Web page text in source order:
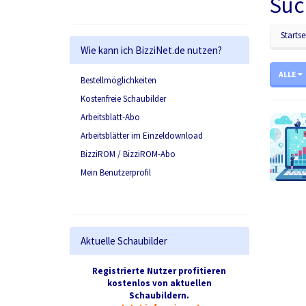
Wie kann ich BizziNet.de nutzen?
Bestellmöglichkeiten
Kostenfreie Schaubilder
Arbeitsblatt-Abo
Arbeitsblätter im Einzeldownload
BizziROM / BizziROM-Abo
Mein Benutzerprofil
Aktuelle Schaubilder
Registrierte Nutzer profitieren
kostenlos von aktuellen
Schaubildern.
ALLE